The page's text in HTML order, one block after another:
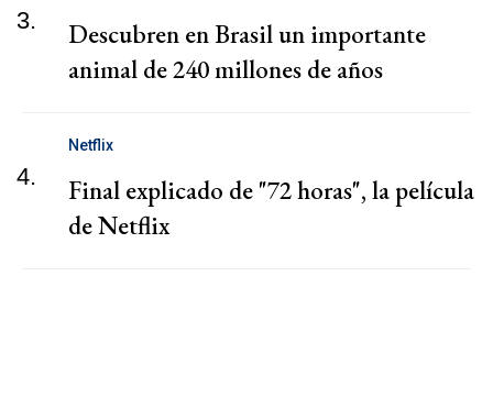
3.
Descubren en Brasil un importante
animal de 240 millones de años
4.
Netflix
Final explicado de "72 horas", la película
de Netflix